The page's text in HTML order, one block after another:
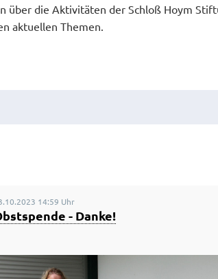
über die Aktivitäten der Schloß Hoym
aktuellen Themen.
14:59 Uhr
- Danke!